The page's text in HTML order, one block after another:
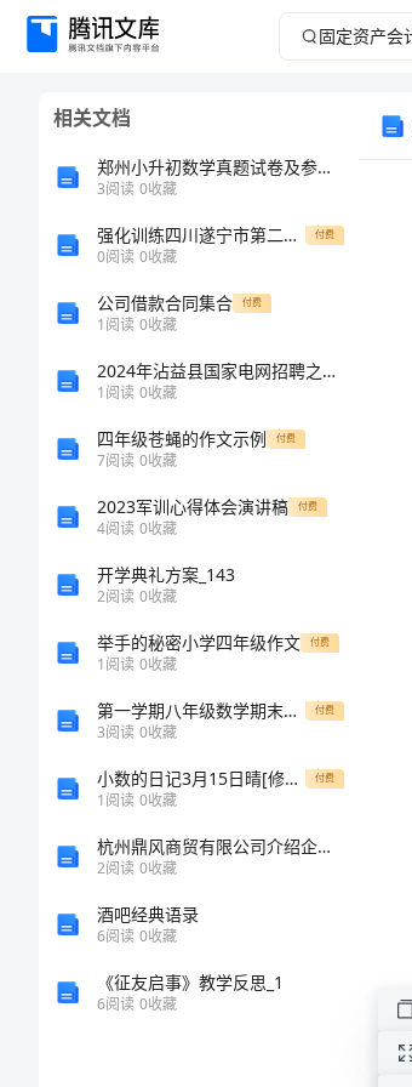
固
相关文档
郑州小升初数学真题试卷及参考答案（综合题）
3阅读 0收藏
强化训练四川遂宁市第二中学数学九年级下册第二十九章 投影与视图定向攻克试卷（附答案详解） 付费
0阅读 0收藏
公司借款合同集合 付费
1阅读 0收藏
2024年沾益县国家电网招聘之文学哲学类考试题库【基础题】
1阅读 0收藏
四年级苍蝇的作文示例 付费
7阅读 0收藏
2023军训心得体会演讲稿 付费
4阅读 0收藏
开学典礼方案_143
2阅读 0收藏
举手的秘密小学四年级作文 付费
1阅读 0收藏
第一学期八年级数学期末试卷分析 付费
3阅读 0收藏
小数的日记3月15日晴[修改版] 付费
1阅读 0收藏
杭州鼎风商贸有限公司介绍企业发展分析报告
2阅读 0收藏
酒吧经典语录
6阅读 0收藏
《征友启事》教学反思_1
6阅读 0收藏